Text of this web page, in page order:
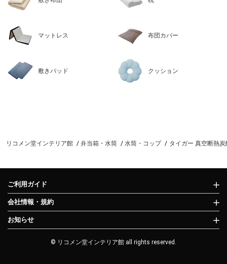
マットレス 布団カバー
敷きパッド クッション
リコメン堂インテリア館 弁当箱・水筒 水筒・コップ タイガー 真空断熱
ご利用ガイド
会社情報・規約
お知らせ
© リコメン堂インテリア館 all rights reserved.